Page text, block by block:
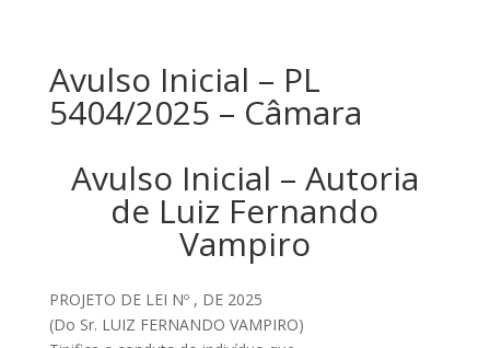
Avulso Inicial – PL
5404/2025 – Câmara
Avulso Inicial – Autoria
de Luiz Fernando
Vampiro
PROJETO DE LEI Nº , DE 2025
(Do Sr. LUIZ FERNANDO VAMPIRO)